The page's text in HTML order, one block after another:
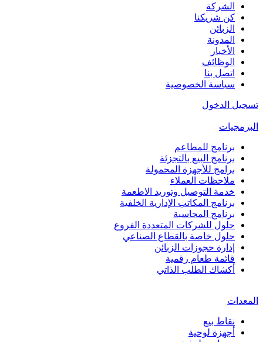
الشركة
كن شريكنا
الزبائن
المدونة
الأخبار
الوظائف
اتصل بنا
سياسة الخصوصية
تسجيل الدخول
البرمجيات
برنامج للمطاعم
برنامج البيع بالتجزئة
برامج للأجهزة المحمولة
ملاحظات العملاء
خدمة التوصيل وتوريد الاطعمة
برنامج المكاتب الإدارية الخلفية
برنامج المحاسبة
حلول للشركات المتعددة الفروع
حلول خاصة بالقطاع الصناعي
إدارة حجوزات الزبائن
قائمة طعام رقمية
أكشاك الطلب الذاتي
المعدات
نقاط بيع
أجهزة لوحية